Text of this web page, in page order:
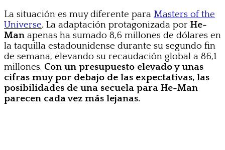
La situación es muy diferente para Masters of the
Universe. La adaptación protagonizada por He-
Man apenas ha sumado 8,6 millones de dólares en
la taquilla estadounidense durante su segundo fin
de semana, elevando su recaudación global a 86,1
millones. Con un presupuesto elevado y unas
cifras muy por debajo de las expectativas, las
posibilidades de una secuela para He-Man
parecen cada vez más lejanas.